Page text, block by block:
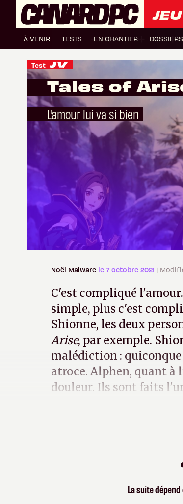
À VENIR TESTS EN CHANTIER DOSSIERS
Test
Tales of
L'amour lui va si bien
Noël Malware le 7 octobre 2021 |
C'est compliqué
simple, plus c'est
Shionne, les deux
Arise, par exemple.
malédiction :
atroce. Alphen, quant à
douleur. Ils sont faits
La suite dépend